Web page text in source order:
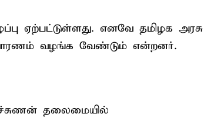
ஏற்பட்டுள்ளது. எனவே தமிழக அரசு
வழங்க வேண்டும் என்றனர்.
தலைமையில்